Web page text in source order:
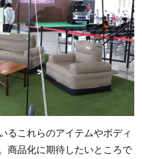
るこれらのアイテムやボディ
商品化に期待したいところで